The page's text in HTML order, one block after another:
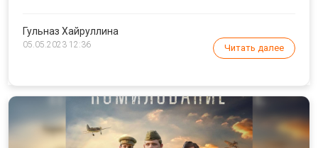
экране будет понятно зрителю любого города страны, и, кроме
того, в «Юре дворнике» снялись известные российские
Гульназ Хайруллина
05.05.2023 12:36 Читать далее